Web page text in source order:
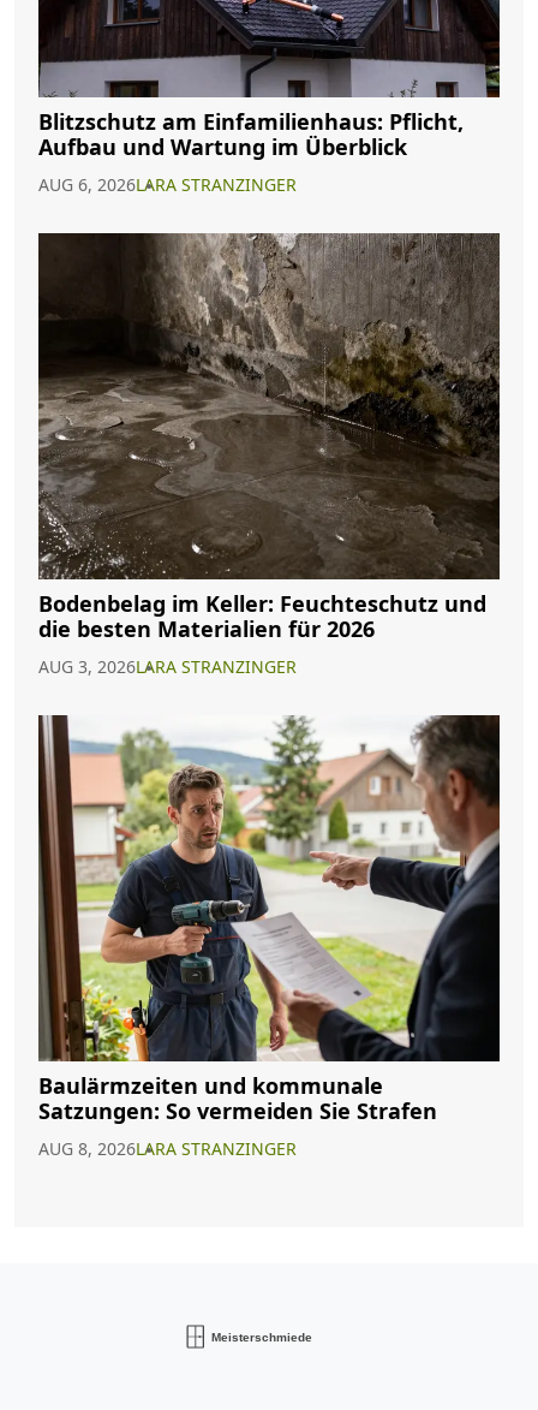
Blitzschutz am Einfamilienhaus: Pflicht,
Aufbau und Wartung im Überblick
AUG 6, 2026LARA STRANZINGER
Bodenbelag im Keller: Feuchteschutz und
die besten Materialien für 2026
AUG 3, 2026LARA STRANZINGER
Baulärmzeiten und kommunale
Satzungen: So vermeiden Sie Strafen
AUG 8, 2026LARA STRANZINGER